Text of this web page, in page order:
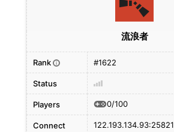
流浪者
Rank i #1622
Status
Players 0/100
Connect 122.193.134.93:25821